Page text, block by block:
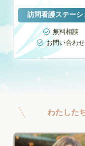
訪問看護ステーシ
 無料相談
 お問い合わせ
わたした